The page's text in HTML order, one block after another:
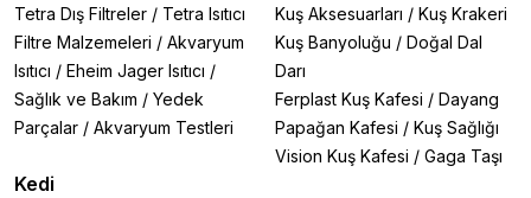
Tetra Dış Filtreler / Tetra Isıtıcı
Filtre Malzemeleri / Akvaryum
Isıtıcı / Eheim Jager Isıtıcı /
Sağlık ve Bakım / Yedek
Parçalar / Akvaryum Testleri
Kedi
Kuş Aksesuarları / Kuş Krakeri
Kuş Banyoluğu / Doğal Dal
Darı
Ferplast Kuş Kafesi / Dayang
Papağan Kafesi / Kuş Sağlığı
Vision Kuş Kafesi / Gaga Taşı